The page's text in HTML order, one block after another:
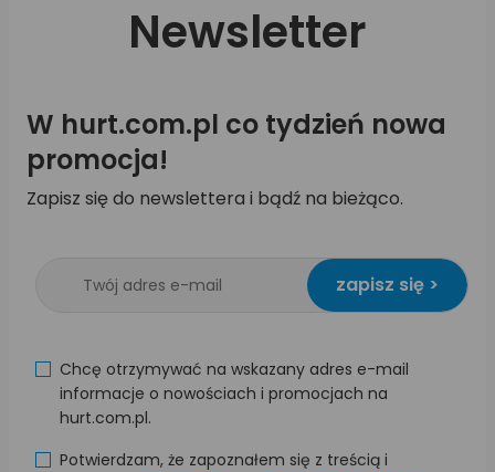
Newsletter
W hurt.com.pl co tydzień nowa
promocja!
Zapisz się do newslettera i bądź na bieżąco.
zapisz się >
Chcę otrzymywać na wskazany adres e-mail
informacje o nowościach i promocjach na
hurt.com.pl.
Potwierdzam, że zapoznałem się z treścią i